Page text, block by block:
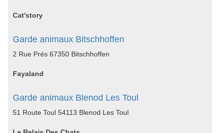
Cat'story
Garde animaux Bitschhoffen
2 Rue Prés 67350 Bitschhoffen
Fayaland
Garde animaux Blenod Les Toul
51 Route Toul 54113 Blenod Les Toul